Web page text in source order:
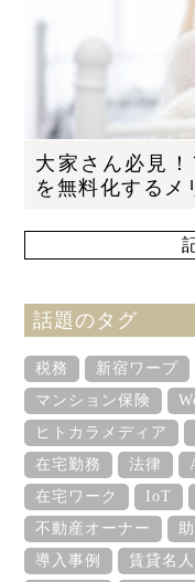
大家さん必見
を無料化するメ
話題のタグ
税務 新宿ワープ
マンション保険
ヒトカラメディア
在宅勤務
法律
在宅ワーク
IoT
不動産オーナー
導入事例
賃貸名人